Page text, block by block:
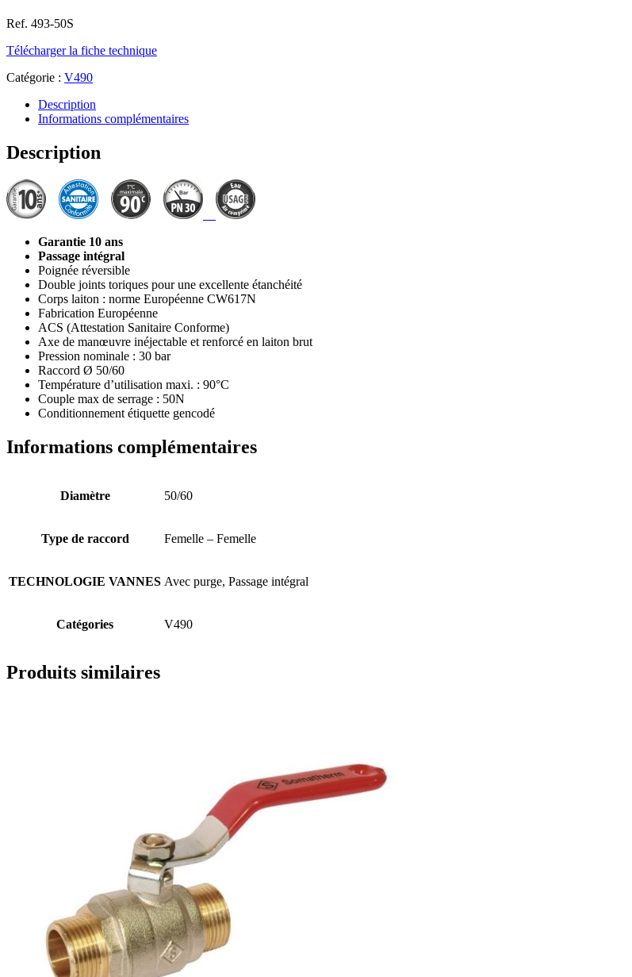
Ref. 493-50S
Télécharger la fiche technique
Catégorie : V490
Description
Informations complémentaires
Description
Garantie 10 ans
Passage intégral
Poignée réversible
Double joints toriques pour une excellente étanchéité
Corps laiton : norme Européenne CW617N
Fabrication Européenne
ACS (Attestation Sanitaire Conforme)
Axe de manœuvre inéjectable et renforcé en laiton brut
Pression nominale : 30 bar
Raccord Ø 50/60
Température d’utilisation maxi. : 90°C
Couple max de serrage : 50N
Conditionnement étiquette gencodé
Informations complémentaires
Diamètre 50/60
Type de raccord Femelle – Femelle
TECHNOLOGIE VANNES Avec purge, Passage intégral
Catégories V490
Produits similaires